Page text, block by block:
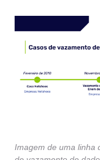
Imagem de uma linha